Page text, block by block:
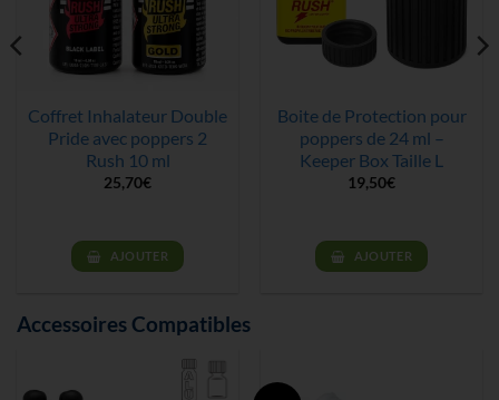
Coffret Inhalateur Double
Pride avec poppers 2
Rush 10 ml
25,70€
AJOUTER
Boite de Protection pour
poppers de 24 ml –
Keeper Box Taille L
19,50€
AJOUTER
Accessoires Compatibles